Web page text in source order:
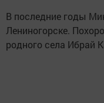
В последние годы
Лениногорске.
родного села Ибрай